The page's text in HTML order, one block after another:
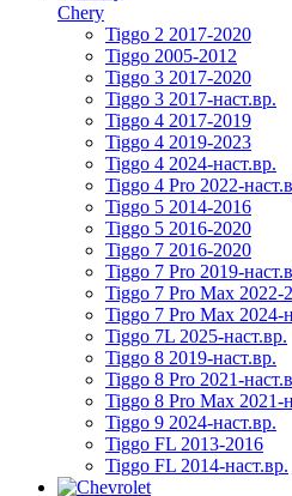
Chery
Tiggo 2 2017-2020
Tiggo 2005-2012
Tiggo 3 2017-2020
Tiggo 3 2017-наст.вр.
Tiggo 4 2017-2019
Tiggo 4 2019-2023
Tiggo 4 2024-наст.вр.
Tiggo 4 Pro 2022-
Tiggo 5 2014-2016
Tiggo 5 2016-2020
Tiggo 7 2016-2020
Tiggo 7 Pro 2019-
Tiggo 7 Pro Max 2022-
Tiggo 7 Pro Max 2024-
Tiggo 7L 2025-наст.вр.
Tiggo 8 2019-наст.вр.
Tiggo 8 Pro 2021-
Tiggo 8 Pro Max 2021-
Tiggo 9 2024-наст.вр.
Tiggo FL 2013-2016
Tiggo FL 2014-наст.вр.